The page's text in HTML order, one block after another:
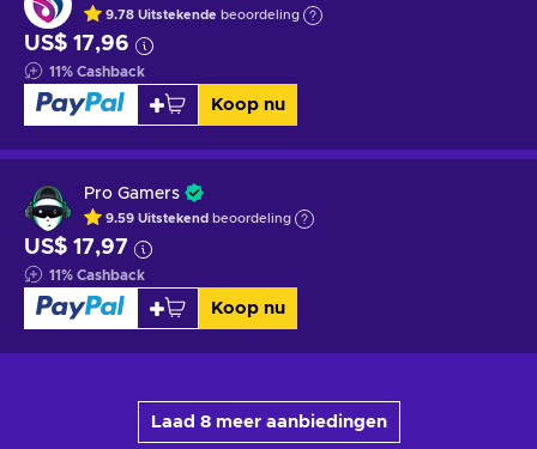
9.78 Uitstekende beoordeling
US$ 17,96
11% Cashback
Koop nu
Pro Gamers
9.59 Uitstekend beoordeling
US$ 17,97
11% Cashback
Koop nu
Laad 8 meer aanbiedingen